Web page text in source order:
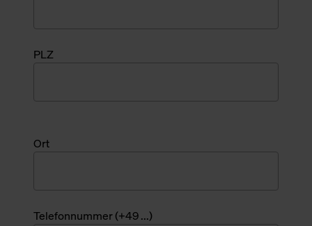
PLZ
Ort
Telefonnummer (+49 ...)